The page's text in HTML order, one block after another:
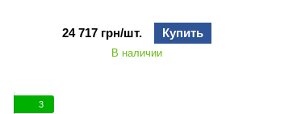
24 717 грн/шт. Купить
В наличии
3